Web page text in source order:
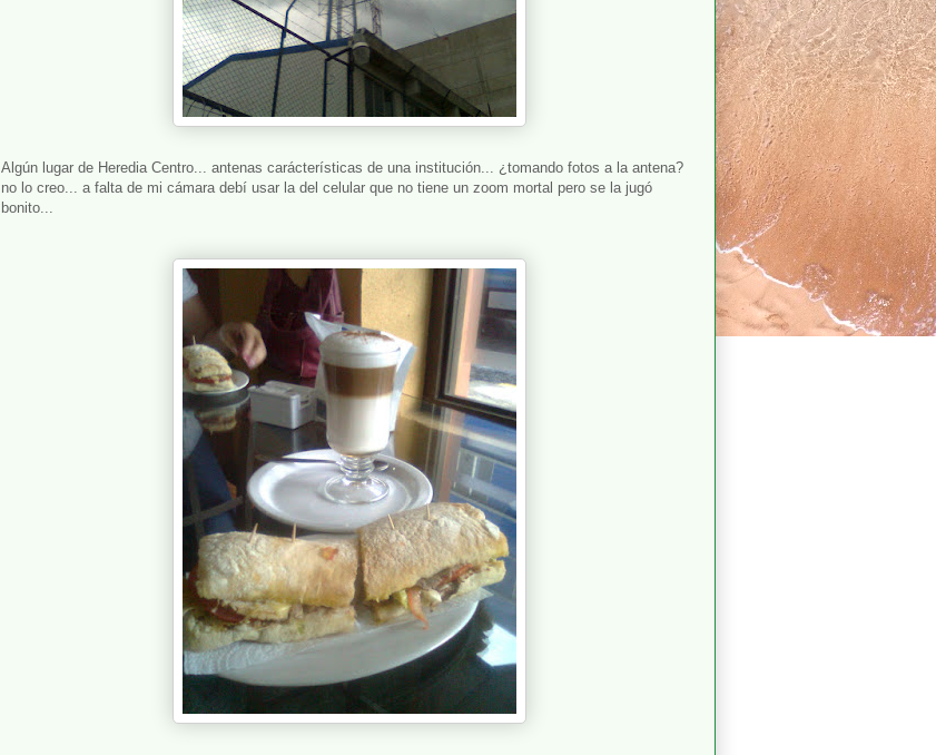
Algún lugar de Heredia Centro... antenas carácterísticas de una institución... ¿tomando fotos a la antena?
no lo creo... a falta de mi cámara debí usar la del celular que no tiene un zoom mortal pero se la jugó
bonito...